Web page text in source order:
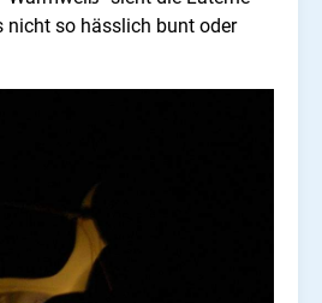
nicht so hässlich bunt oder